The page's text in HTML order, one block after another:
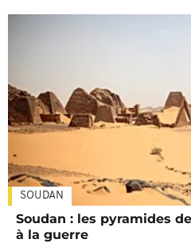
SOUDAN
Soudan : les pyramides
à la guerre